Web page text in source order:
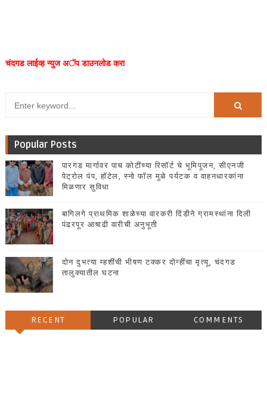
चंदगड लाईव्ह न्युज अॅप डाउनलोड करा
Popular Posts
पारगड मार्गावर पाच कोटींच्या रिसॉर्ट चे भूमिपूजन, सीएनजी
पेट्रोल पंप, हॉटेल, स्नो फॉल मुळे पर्यटक व वाहनधारकांना
मिळणार सुविधा
बागिलगे प्राथमिक शाळेच्या वारकरी दिंडीने ग्रामस्थांना दिली
पंढरपूर आषाढी वारीची अनुभूती
दोन दुभत्या म्हशींची भीषण टक्कर दोन्हींचा मृत्यू, चंदगड
तालुक्यातील घटना
RECENT POPULAR COMMENTS